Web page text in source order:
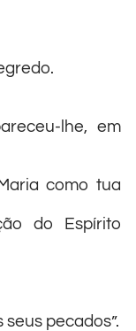
lhe, em
como tua
do Espírito
pecados”.